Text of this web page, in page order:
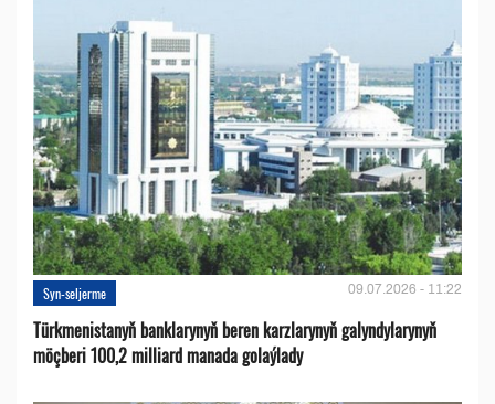
Syn-seljerme 09.07.2026 - 11:22
Türkmenistanyň banklarynyň beren karzlarynyň galyndylarynyň
möçberi 100,2 milliard manada golaýlady